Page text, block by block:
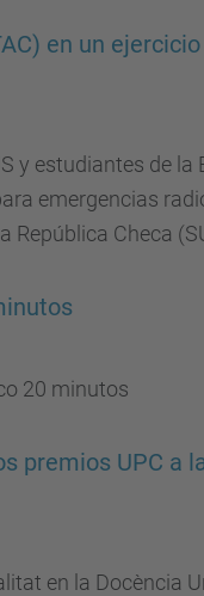
en un
y estudiantes de la
emergencias
República Checa
20 minutos
premios UPC a
en la Docència